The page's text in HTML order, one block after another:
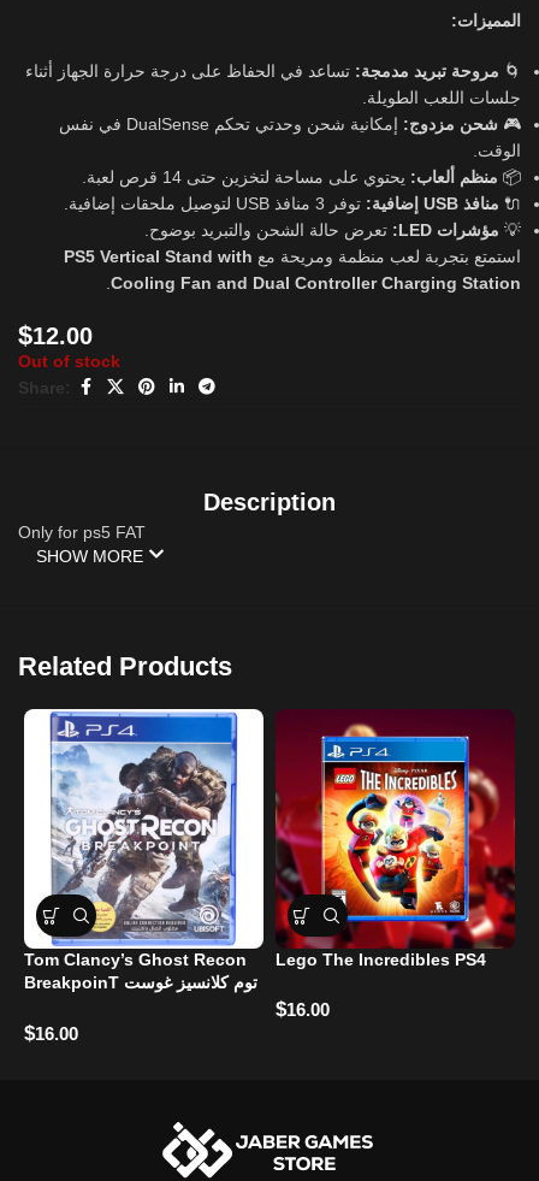
المميزات:
🌀 مروحة تبريد مدمجة: تساعد في الحفاظ على درجة حرارة الجهاز أثناء
جلسات اللعب الطويلة.
🎮 شحن مزدوج:
إمكانية شحن وحدتي تحكم DualSense في نفس
الوقت.
📦 منظم ألعاب: يحتوي على مساحة لتخزين حتى 14 قرص لعبة.
🔌 منافذ USB إضافية:
توفر 3 منافذ USB لتوصيل ملحقات إضافية.
💡 مؤشرات LED:
تعرض حالة الشحن والتبريد بوضوح.
استمتع بتجربة لعب منظمة ومريحة مع PS5 Vertical Stand with
Cooling Fan and Dual Controller Charging Station
.
$12.00
Out of stock
Share:
Description
Only for ps5 FAT
SHOW MORE
Related Products
Tom Clancy’s Ghost Recon
BreakpoinT توم كلانسيز غوست
$16.00
Lego The Incredibles PS4
$16.00